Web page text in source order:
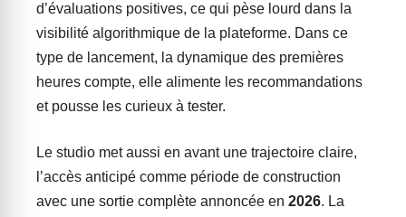
d’évaluations positives, ce qui pèse lourd dans la
visibilité algorithmique de la plateforme. Dans ce
type de lancement, la dynamique des premières
heures compte, elle alimente les recommandations
et pousse les curieux à tester.
Le studio met aussi en avant une trajectoire claire,
l’accès anticipé comme période de construction
avec une sortie complète annoncée en 2026. La